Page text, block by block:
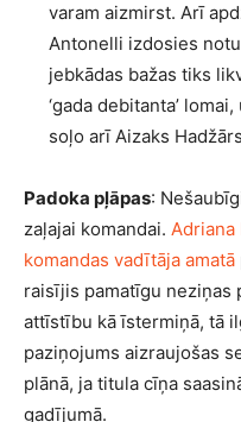
varam aizmirst. Arī
Antonelli izdosies
jebkādas bažas tiks
‘gada debitanta’
soļo arī Aizaks
Padoka pļāpas:
zaļajai komandai. Adriana
komandas vadītāja amatā
raisījis pamatīgu neziņas
attīstību kā īstermiņā, tā
paziņojums aizraujošas
plānā, ja titula cīņa
gadījumā.